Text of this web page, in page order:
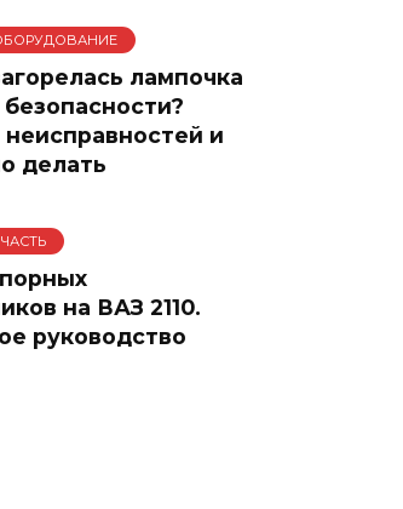
лампочка
и
делать
на ВАЗ 2110.
руководство